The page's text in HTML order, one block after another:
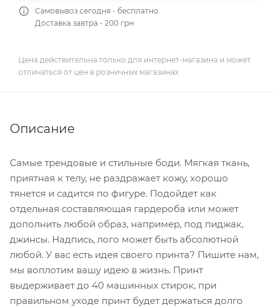
Самовывоз сегодня - бесплатно
Доставка завтра - 200 грн
Цена действительна только для интернет-магазина и может
отличаться от цен в розничных магазинах
Описание
Самые трендовые и стильные боди. Мягкая ткань,
приятная к телу, не раздражает кожу, хорошо
тянется и садится по фигуре. Подойдет как
отдельная составляющая гардероба или может
дополнить любой образ, например, под пиджак,
джинсы. Надпись, лого может быть абсолютной
любой. У вас есть идея своего принта? Пишите нам,
мы воплотим вашу идею в жизнь. Принт
выдерживает до 40 машинных стирок, при
правильном уходе принт будет держаться долго